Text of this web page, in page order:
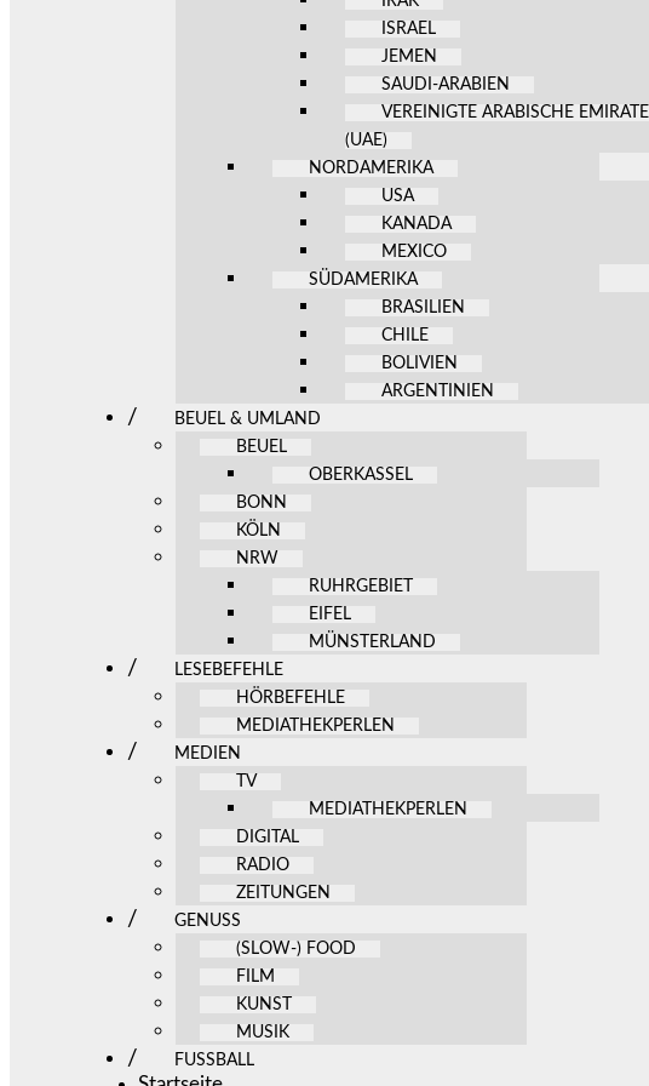
ISRAEL
JEMEN
SAUDI-ARABIEN
VEREINIGTE ARABISCHE EMIRATE
(UAE)
NORDAMERIKA
USA
KANADA
MEXICO
SÜDAMERIKA
BRASILIEN
CHILE
BOLIVIEN
ARGENTINIEN
BEUEL & UMLAND
BEUEL
OBERKASSEL
BONN
KÖLN
NRW
RUHRGEBIET
EIFEL
MÜNSTERLAND
LESEBEFEHLE
HÖRBEFEHLE
MEDIATHEKPERLEN
MEDIEN
TV
MEDIATHEKPERLEN
DIGITAL
RADIO
ZEITUNGEN
GENUSS
(SLOW-) FOOD
FILM
KUNST
MUSIK
FUSSBALL